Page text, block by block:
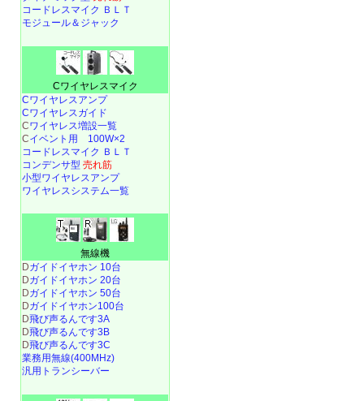
コードレスマイク ＢＬＴ
モジュール＆ジャック
Cワイヤレスマイク
Cワイヤレスアンプ
Cワイヤレスガイド
Cワイヤレス増設一覧
Cイベント用 100W×2
コードレスマイク ＢＬＴ
コンデンサ型 売れ筋
小型ワイヤレスアンプ
ワイヤレスシステム一覧
無線機
Dガイドイヤホン 10台
Dガイドイヤホン 20台
Dガイドイヤホン 50台
Dガイドイヤホン100台
D飛び声るんです3A
D飛び声るんです3B
D飛び声るんです3C
業務用無線(400MHz)
汎用トランシーバー